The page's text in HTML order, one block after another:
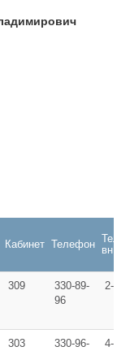
Кабинет Телефон вн.
309
330-89-
96
2-93
303
330-96-
4-06